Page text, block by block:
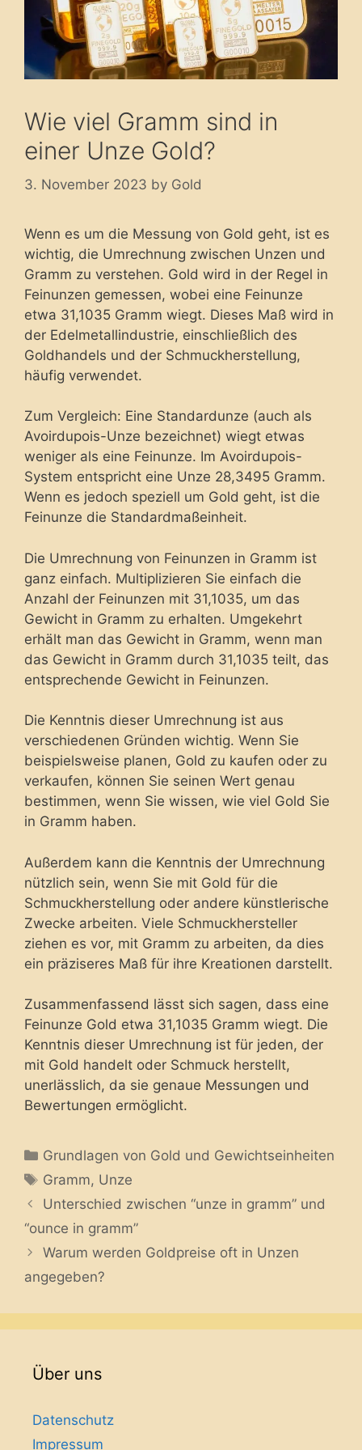
Wie viel Gramm sind in
einer Unze Gold?
3. November 2023 by Gold
Wenn es um die Messung von Gold geht, ist es
wichtig, die Umrechnung zwischen Unzen und
Gramm zu verstehen. Gold wird in der Regel in
Feinunzen gemessen, wobei eine Feinunze
etwa 31,1035 Gramm wiegt. Dieses Maß wird in
der Edelmetallindustrie, einschließlich des
Goldhandels und der Schmuckherstellung,
häufig verwendet.
Zum Vergleich: Eine Standardunze (auch als
Avoirdupois-Unze bezeichnet) wiegt etwas
weniger als eine Feinunze. Im Avoirdupois-
System entspricht eine Unze 28,3495 Gramm.
Wenn es jedoch speziell um Gold geht, ist die
Feinunze die Standardmaßeinheit.
Die Umrechnung von Feinunzen in Gramm ist
ganz einfach. Multiplizieren Sie einfach die
Anzahl der Feinunzen mit 31,1035, um das
Gewicht in Gramm zu erhalten. Umgekehrt
erhält man das Gewicht in Gramm, wenn man
das Gewicht in Gramm durch 31,1035 teilt, das
entsprechende Gewicht in Feinunzen.
Die Kenntnis dieser Umrechnung ist aus
verschiedenen Gründen wichtig. Wenn Sie
beispielsweise planen, Gold zu kaufen oder zu
verkaufen, können Sie seinen Wert genau
bestimmen, wenn Sie wissen, wie viel Gold Sie
in Gramm haben.
Außerdem kann die Kenntnis der Umrechnung
nützlich sein, wenn Sie mit Gold für die
Schmuckherstellung oder andere künstlerische
Zwecke arbeiten. Viele Schmuckhersteller
ziehen es vor, mit Gramm zu arbeiten, da dies
ein präziseres Maß für ihre Kreationen darstellt.
Zusammenfassend lässt sich sagen, dass eine
Feinunze Gold etwa 31,1035 Gramm wiegt. Die
Kenntnis dieser Umrechnung ist für jeden, der
mit Gold handelt oder Schmuck herstellt,
unerlässlich, da sie genaue Messungen und
Bewertungen ermöglicht.
Categories
Grundlagen von Gold und Gewichtseinheiten
Tags
Gramm, Unze
Unterschied zwischen “unze in gramm” und
“ounce in gramm”
Warum werden Goldpreise oft in Unzen
angegeben?
Über uns
Datenschutz
Impressum